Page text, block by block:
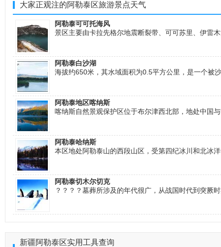
大家正观注的阿勒泰区旅游景点天气
阿勒泰可可托海风
景区主要由卡拉先格尔地震断裂带、可可苏里、伊雷
阿勒泰白沙湖
海拔约650米，其水域面积为0.5平方公里，是一个被
阿勒泰地区喀纳斯
喀纳斯自然景观保护区位于布尔津西北部，地处中国
阿勒泰哈纳斯
本区地处阿勒泰山的西段山区，受第四纪冰川和北冰
阿勒泰切木尔切克
？？？？墓葬所涉及的年代很广，从战国时代到突厥
新疆阿勒泰区实用工具查询